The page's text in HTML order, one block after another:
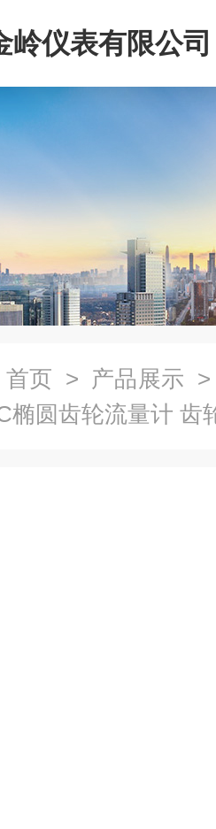
岭仪表有限公司
首页 > 产品展示
椭圆齿轮流量计 齿